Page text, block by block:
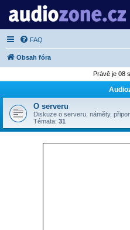
Server o digitálním zpracování zvuku
FAQ
Obsah fóra
Právě je 08
O serveru
Diskuze o serveru, náměty,
Témata: 31